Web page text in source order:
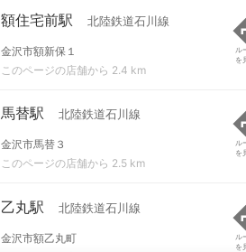
額住宅前駅 北陸鉄道石川線
金沢市額新保１
このページの店舗から 2.4 km
ル
を
馬替駅 北陸鉄道石川線
金沢市馬替３
このページの店舗から 2.5 km
ル
を
乙丸駅 北陸鉄道石川線
金沢市額乙丸町
ル
を